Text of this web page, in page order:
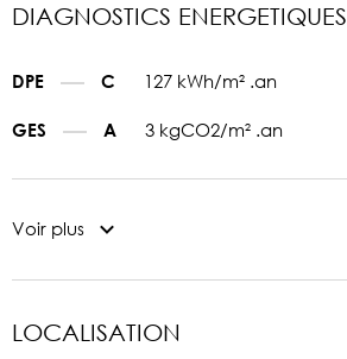
DIAGNOSTICS ENERGETIQUES
DPE C 127 kWh/m² .an
GES A 3 kgCO2/m² .an
Voir plus
LOCALISATION